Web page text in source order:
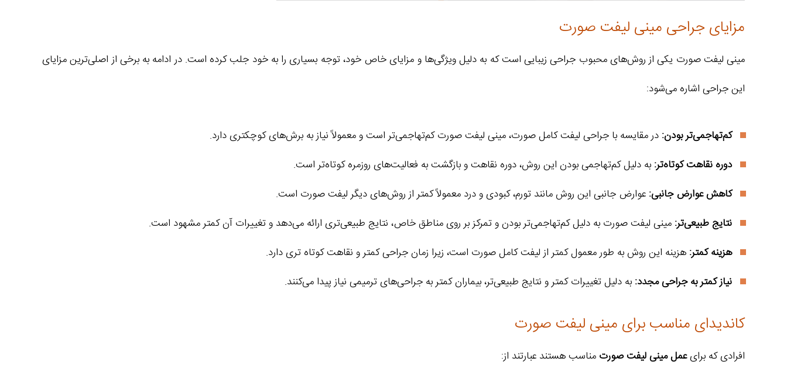
مزایای جراحی مینی لیفت صورت
مینی لیفت صورت یکی از روش‌های محبوب جراحی زیبایی است که به دلیل ویژگی‌ها و مزایای خاص خود، توجه بسیاری را به خود جلب کرده است. در ادامه به برخی از اصلی‌ترین مزایای
این جراحی اشاره می‌شود:
کم‌تهاجمی‌تر بودن: در مقایسه با جراحی لیفت کامل صورت، مینی لیفت صورت کم‌تهاجمی‌تر است و معمولاً نیاز به برش‌های کوچکتری دارد.
دوره نقاهت کوتاه‌تر: به دلیل کم‌تهاجمی‌ بودن این روش، دوره نقاهت و بازگشت به فعالیت‌های روزمره کوتاه‌تر است.
کاهش عوارض جانبی: عوارض جانبی این روش مانند تورم، کبودی و درد معمولاً کمتر از روش‌های دیگر لیفت صورت است.
نتایج طبیعی‌تر: مینی لیفت صورت به دلیل کم‌تهاجمی‌تر بودن و تمرکز بر روی مناطق خاص، نتایج طبیعی‌تری ارائه می‌دهد و تغییرات آن کمتر مشهود است.
هزینه کمتر: هزینه این روش به طور معمول کمتر از لیفت کامل صورت است، زیرا زمان جراحی کمتر و نقاهت کوتاه تری دارد.
نیاز کمتر به جراحی مجدد: به دلیل تغییرات کمتر و نتایج طبیعی‌تر، بیماران کمتر به جراحی‌های ترمیمی نیاز پیدا می‌کنند.
کاندیدای مناسب برای مینی لیفت صورت
افرادی که برایعمل مینی لیفت صورت مناسب هستند عبارتند از: